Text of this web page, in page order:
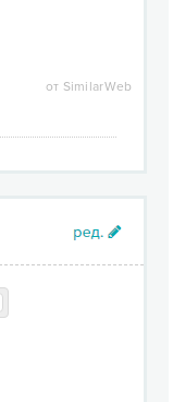
от SimilarWeb